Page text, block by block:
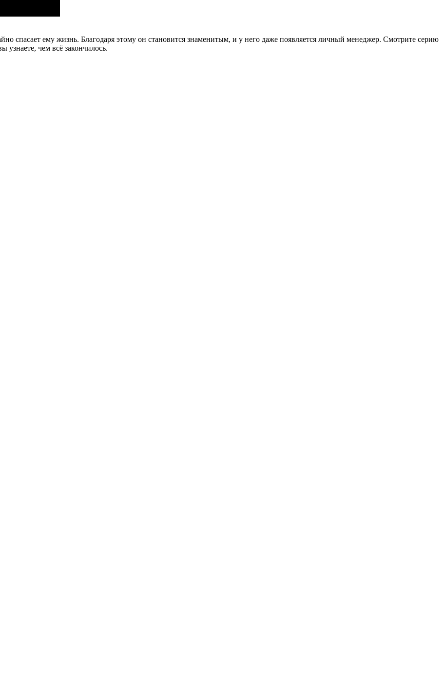
спасает ему жизнь. Благодаря этому он становится знаменитым, и у него даже появляется личный менеджер. Смотрите серию
узнаете, чем всё закончилось.